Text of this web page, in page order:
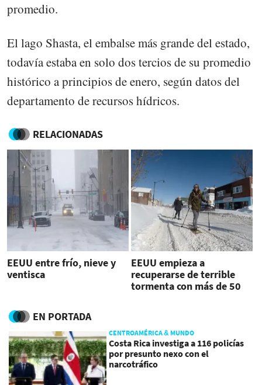
promedio.
El lago Shasta, el embalse más grande del estado,
todavía estaba en solo dos tercios de su promedio
histórico a principios de enero, según datos del
departamento de recursos hídricos.
RELACIONADAS
EEUU entre frío, nieve y
ventisca
EEUU empieza a
recuperarse de terrible
tormenta con más de 50
EN PORTADA
CENTROAMÉRICA & MUNDO
Costa Rica investiga a 116 policías
por presunto nexo con el
narcotráfico